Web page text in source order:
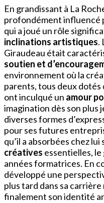
En grandissant à La
profondément influencé
qui a joué un rôle
inclinations artistiques.
Giraudeau était
soutien et
environnement où la
parents, tous deux
ont inculqué un amour
imagination dès son plus
diverses formes
pour ses futures
qu’il a absorbées chez
créatives essentielles,
années formatrices. En
développé une
plus tard dans sa
finalement son identité